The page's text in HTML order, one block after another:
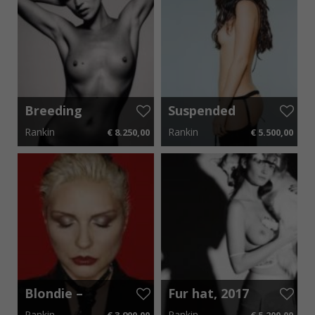
Rankin lives in London with his wife, Tuuli, and son,
Lyle.
Breeding
Kate I
Rankin € 8.250,00
60 cm x 70 cm € 123,75 p.m.
Suspended
Kate
Rankin € 5.500,00
60 cm x 70 cm € 82,50 p.m.
Blondie –
Eyes wide
Fur hat, 2017